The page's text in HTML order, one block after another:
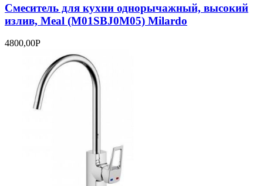
Смеситель для кухни однорычажный, высокий
излив, Meal (M01SBJ0M05) Milardo
4800,00Р